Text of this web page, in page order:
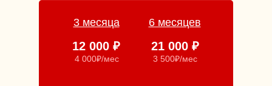
3 месяца 6 месяцев
4 000₽/мес 3 500₽/мес
12 000 ₽ 21 000 ₽